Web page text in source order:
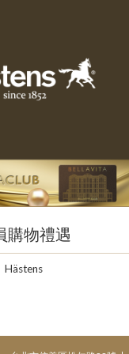
購物禮遇
Hästens